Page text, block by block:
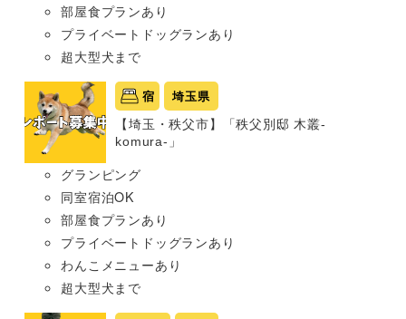
部屋食プランあり
プライベートドッグランあり
超大型犬まで
宿 埼玉県
【埼玉・秩父市】「秩父別邸 木叢-
komura-」
グランピング
同室宿泊OK
部屋食プランあり
プライベートドッグランあり
わんこメニューあり
超大型犬まで